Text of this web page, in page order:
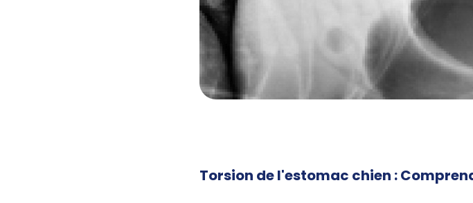
Torsion de l'estomac chien :